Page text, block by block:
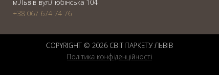
м.Львiв вул.Любiнська 104
+38 067 674 74 76
COPYRIGHT © 2026 СВIТ ПАРКЕТУ ЛЬВІВ
Політика конфіденційності